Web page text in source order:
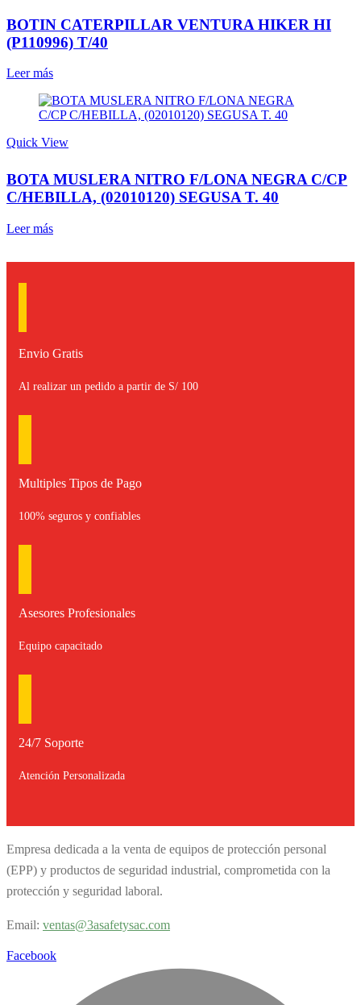
BOTIN CATERPILLAR VENTURA HIKER HI
(P110996) T/40
Leer más
Quick View
BOTA MUSLERA NITRO F/LONA NEGRA C/CP
C/HEBILLA, (02010120) SEGUSA T. 40
Leer más
Envio Gratis
Al realizar un pedido a partir de S/ 100
Multiples Tipos de Pago
100% seguros y confiables
Asesores Profesionales
Equipo capacitado
24/7 Soporte
Atención Personalizada
Empresa dedicada a la venta de equipos de protección personal
(EPP) y productos de seguridad industrial, comprometida con la
protección y seguridad laboral.
Email: ventas@3asafetysac.com
Facebook